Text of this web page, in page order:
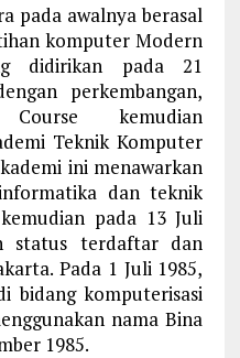
pada awalnya berasal
komputer Modern
didirikan pada 21
perkembangan,
kemudian
Teknik Komputer
ini menawarkan
dan teknik
pada 13 Juli
status terdaftar dan
Pada 1 Juli 1985,
bidang komputerisasi
nama Bina
1985.